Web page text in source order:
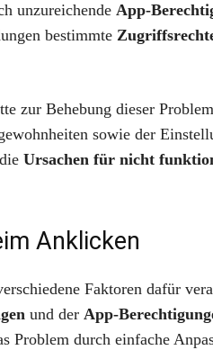
unzureichende App-
bestimmte
zur Behebung dieser
sowie der
Ursachen für nicht
Anklicken
Faktoren dafür
und der App-
Problem durch einfache